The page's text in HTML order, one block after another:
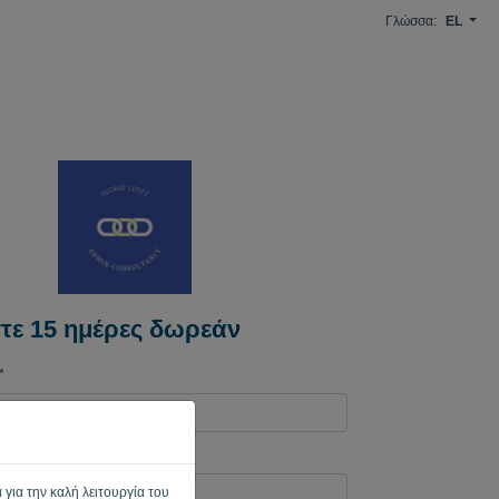
την καλή λειτουργία του
Γλώσσα: EL
15 ημέρες δωρεάν